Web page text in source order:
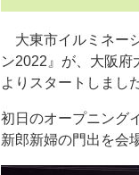
大東市イルミネー
ン2022』が、大阪府
よりスタートしまし
初日のオープニング
新郎新婦の門出を会